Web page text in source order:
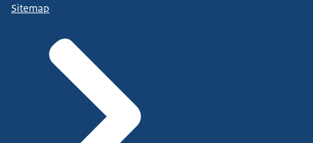
Sitemap